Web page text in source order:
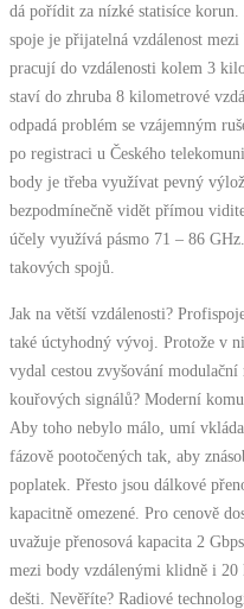
dá pořídit za nízké statisíce
spoje je přijatelná vzdálenost
pracují do vzdálenosti kolem 3
staví do zhruba 8 kilometrové
odpadá problém se vzájemným
po registraci u Českého
body je třeba využívat pevný
bezpodmínečně vidět přímou
účely využívá pásmo 71 – 86
takových spojů.
Jak na větší vzdálenosti?
také úctyhodný vývoj. Protože v
vydal cestou zvyšování
kouřových signálů? Moderní
Aby toho nebylo málo, umí
fázově pootočených tak, aby
poplatek. Přesto jsou dálkové
kapacitně omezené. Pro cenově
uvažuje přenosová kapacita 2
mezi body vzdálenými klidně i
dešti. Nevěříte? Radiové